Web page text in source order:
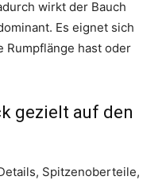
wirkt der Bauch
Es eignet sich
Rumpflänge hast oder
gezielt auf den
Spitzenoberteile,